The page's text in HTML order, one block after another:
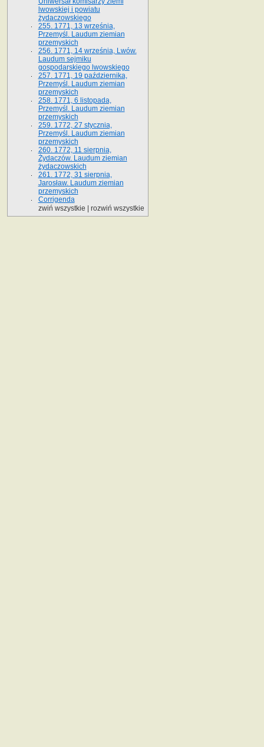
lwowskiej i powiatu
żydaczowskiego
255. 1771, 13 września,
Przemyśl. Laudum ziemian
przemyskich
256. 1771, 14 września, Lwów.
Laudum sejmiku
gospodarskiego lwowskiego
257. 1771, 19 października,
Przemyśl. Laudum ziemian
przemyskich
258. 1771, 6 listopada,
Przemyśl. Laudum ziemian
przemyskich
259. 1772, 27 stycznia,
Przemyśl. Laudum ziemian
przemyskich
260. 1772, 11 sierpnia,
Żydaczów. Laudum ziemian
żydaczowskich
261. 1772, 31 sierpnia,
Jarosław. Laudum ziemian
przemyskich
Corrigenda
zwiń wszystkie
rozwiń wszystkie